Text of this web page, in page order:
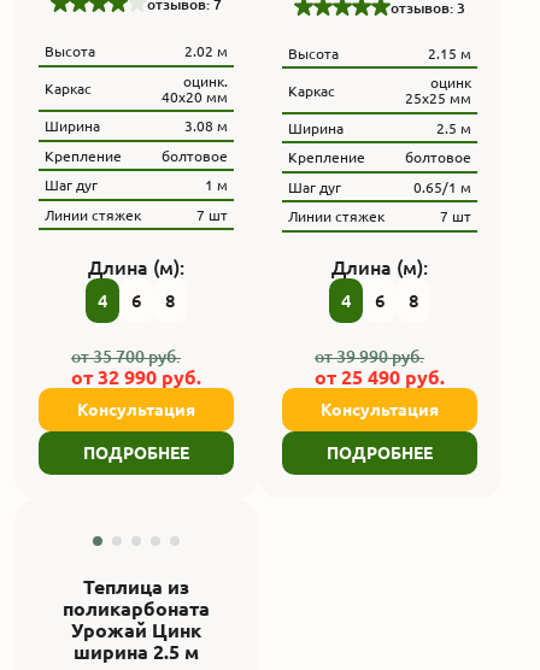
отзывов: 7
Высота 2.02 м
Каркас
оцинк.
40х20 мм
Ширина
3.08 м
Крепление
болтовое
Шаг дуг
1 м
Линии стяжек
7 шт
Длина (м):
4 6 8
от35 700руб.
от32 990руб.
Консультация
ПОДРОБНЕЕ
отзывов: 3
Высота 2.15 м
Каркас
оцинк
25х25 мм
Ширина
2.5 м
Крепление
болтовое
Шаг дуг
0.65/1 м
Линии стяжек
7 шт
Длина (м):
4 6 8
от39 990руб.
от25 490руб.
Консультация
ПОДРОБНЕЕ
Теплица из
поликарбоната
Урожай Цинк
ширина 2.5 м